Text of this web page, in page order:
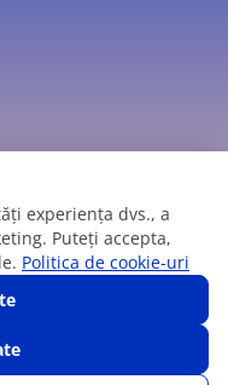
experiența dvs., a
Puteți accepta,
Politica de cookie-uri